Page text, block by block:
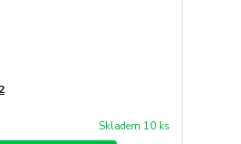
Skladem 10 ks